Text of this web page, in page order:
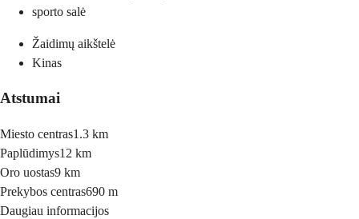
sporto salė
Žaidimų aikštelė
Kinas
Atstumai
Miesto centras1.3 km
Paplūdimys12 km
Oro uostas9 km
Prekybos centras690 m
Daugiau informacijos